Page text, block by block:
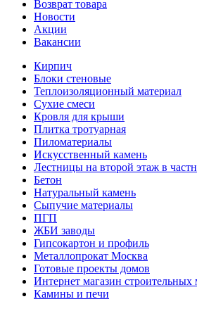
Возврат товара
Новости
Акции
Вакансии
Кирпич
Блоки стеновые
Теплоизоляционный материал
Сухие смеси
Кровля для крыши
Плитка тротуарная
Пиломатериалы
Искусственный камень
Лестницы на второй этаж в
Бетон
Натуральный камень
Сыпучие материалы
ПГП
ЖБИ заводы
Гипсокартон и профиль
Металлопрокат Москва
Готовые проекты домов
Интернет магазин строительных
Камины и печи